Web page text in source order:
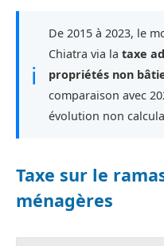
ℹ
De 2015 à 2023, le
Chiatra via la taxe
propriétés non
comparaison avec
évolution non
Taxe sur le
ménagères